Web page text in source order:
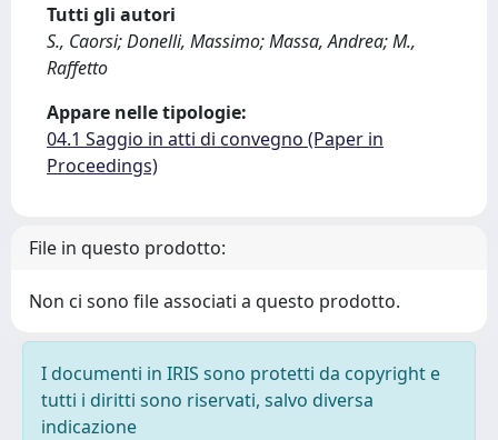
Tutti gli autori
S., Caorsi; Donelli, Massimo; Massa, Andrea; M.,
Raffetto
Appare nelle tipologie:
04.1 Saggio in atti di convegno (Paper in
Proceedings)
File in questo prodotto:
Non ci sono file associati a questo prodotto.
I documenti in IRIS sono protetti da copyright e
tutti i diritti sono riservati, salvo diversa
indicazione